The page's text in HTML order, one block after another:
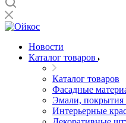
Новости
Каталог товаров
Каталог товаров
Фасадные
Эмали, покрытия
Интерьерные